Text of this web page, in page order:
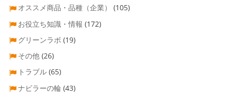
オススメ商品・品種（企業）
(105)
お役立ち知識・情報 (172)
グリーンラボ (19)
その他 (26)
トラブル (65)
ナビラーの輪 (43)